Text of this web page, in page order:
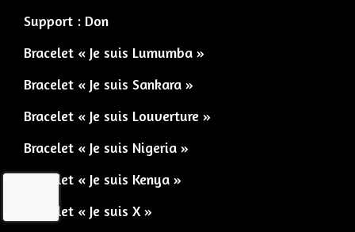
Support : Don
Bracelet « Je suis Lumumba »
Bracelet « Je suis Sankara »
Bracelet « Je suis Louverture »
Bracelet « Je suis Nigeria »
Bracelet « Je suis Kenya »
Bracelet « Je suis X »